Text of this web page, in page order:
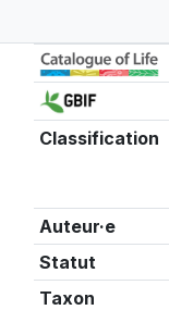
Classification
Auteur·e
Statut
Taxon